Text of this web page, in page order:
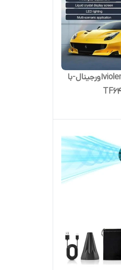
جت فن قدرتی توربو violentاورجینال-با